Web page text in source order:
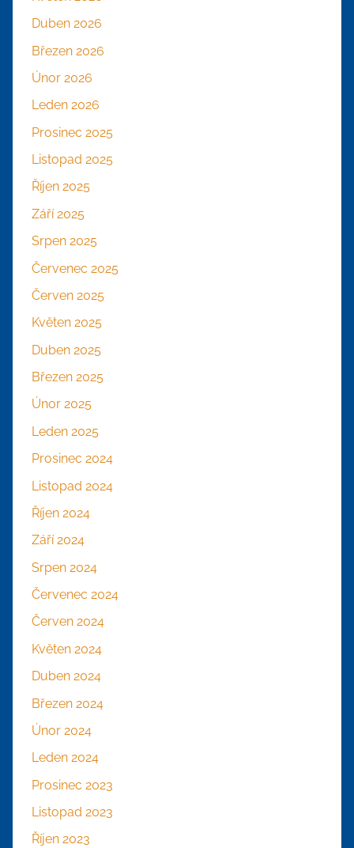
Duben 2026
Březen 2026
Únor 2026
Leden 2026
Prosinec 2025
Listopad 2025
Říjen 2025
Září 2025
Srpen 2025
Červenec 2025
Červen 2025
Květen 2025
Duben 2025
Březen 2025
Únor 2025
Leden 2025
Prosinec 2024
Listopad 2024
Říjen 2024
Září 2024
Srpen 2024
Červenec 2024
Červen 2024
Květen 2024
Duben 2024
Březen 2024
Únor 2024
Leden 2024
Prosinec 2023
Listopad 2023
Říjen 2023